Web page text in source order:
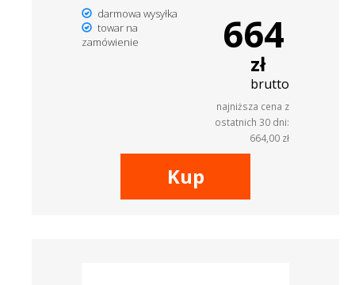
darmowa wysyłka
towar na
zamówienie
664
zł
brutto
najniższa cena z
ostatnich 30 dni:
664,00 zł
Kup